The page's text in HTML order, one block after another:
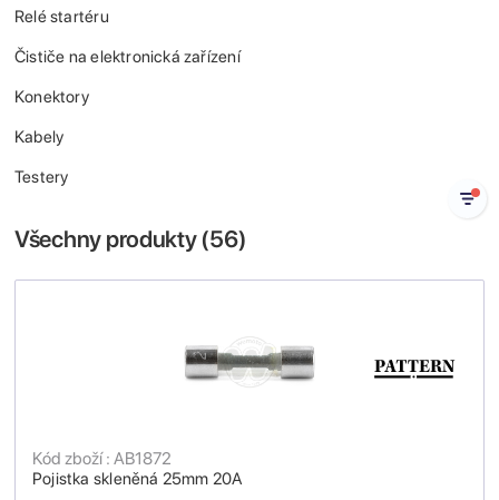
Relé startéru
Čističe na elektronická zařízení
Konektory
Kabely
Testery
Všechny produkty (56)
Pojistka skleněná 25mm 20A
Kód zboží : AB1872